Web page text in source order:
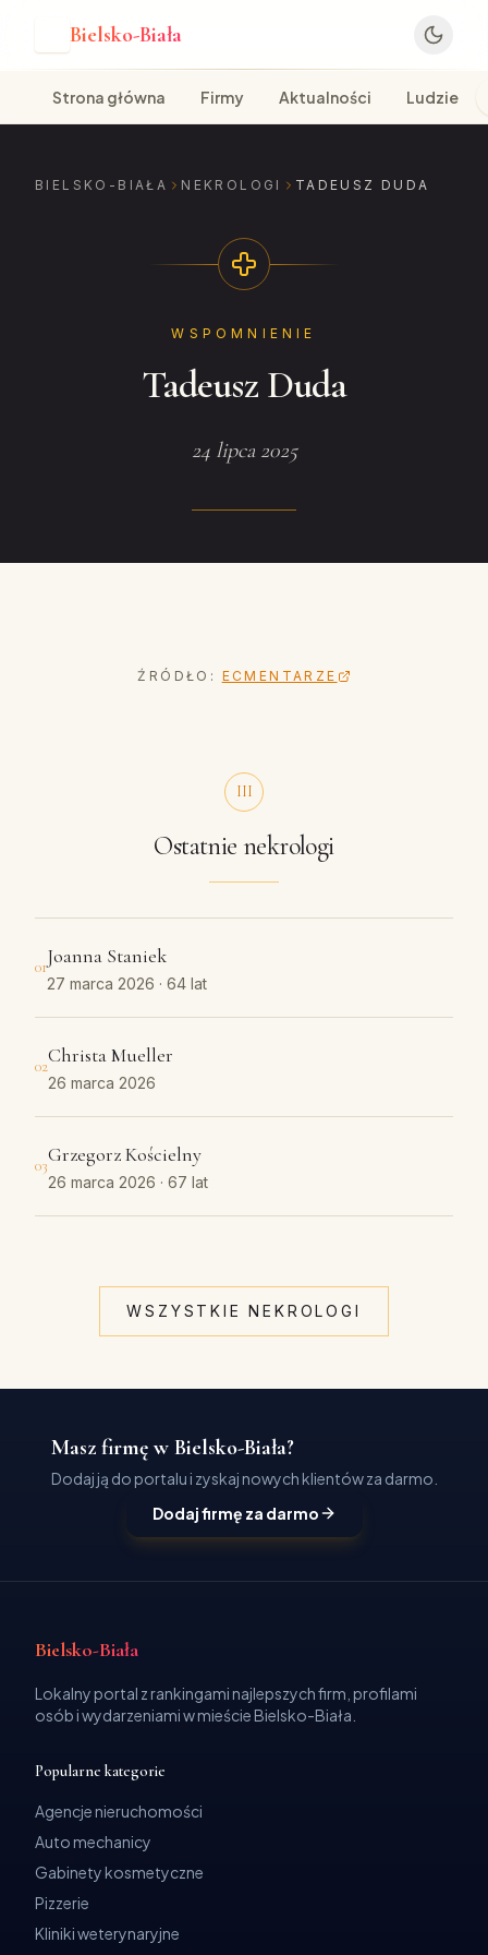
Bielsko-Biała
Strona główna Firmy Aktualności Ludzie
BIELSKO-BIAŁA NEKROLOGI TADEUSZ DUDA
WSPOMNIENIE
Tadeusz Duda
24 lipca 2025
ŹRÓDŁO: ECMENTARZE
III
Ostatnie nekrologi
01Joanna Staniek
27 marca 2026 · 64 lat
02Christa Mueller
26 marca 2026
03Grzegorz Kościelny
26 marca 2026 · 67 lat
WSZYSTKIE NEKROLOGI
Masz firmę w Bielsko-Biała?
Dodaj ją do portalu i zyskaj nowych klientów za darmo.
Dodaj firmę za darmo
Bielsko-Biała
Lokalny portal z rankingami najlepszych firm, profilami
osób i wydarzeniami w mieście Bielsko-Biała.
Popularne kategorie
Agencje nieruchomości
Auto mechanicy
Gabinety kosmetyczne
Pizzerie
Kliniki weterynaryjne